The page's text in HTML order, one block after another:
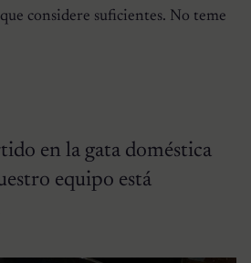
considere suficientes. No teme
en la gata doméstica
equipo está